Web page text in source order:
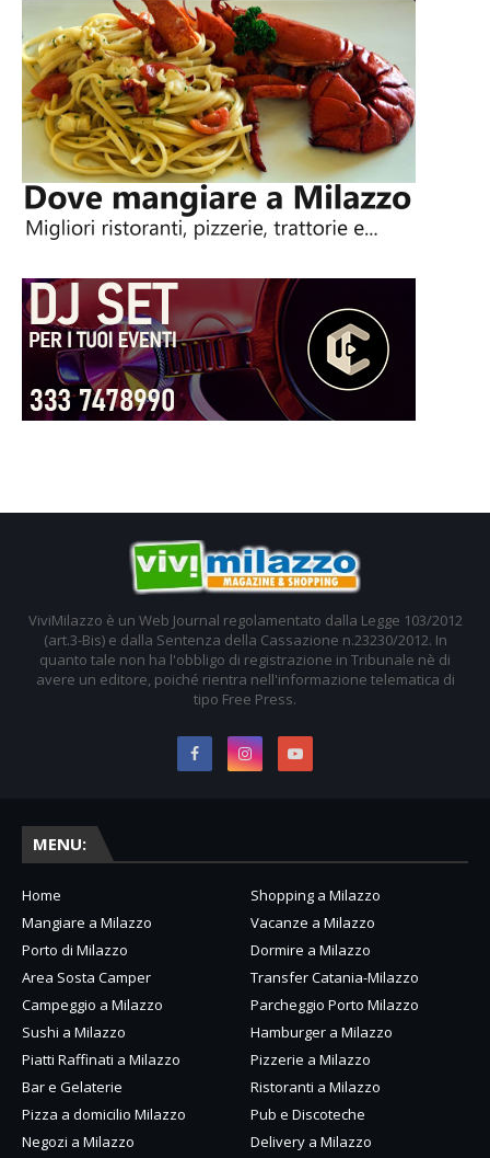
ViviMilazzo è un Web Journal regolamentato dalla Legge 103/2012
(art.3-Bis) e dalla Sentenza della Cassazione n.23230/2012. In
quanto tale non ha l'obbligo di registrazione in Tribunale nè di
avere un editore, poiché rientra nell'informazione telematica di
tipo Free Press.
MENU:
Home
Shopping a Milazzo
Mangiare a Milazzo
Vacanze a Milazzo
Porto di Milazzo
Dormire a Milazzo
Area Sosta Camper
Transfer Catania-Milazzo
Campeggio a Milazzo
Parcheggio Porto Milazzo
Sushi a Milazzo
Hamburger a Milazzo
Piatti Raffinati a Milazzo
Pizzerie a Milazzo
Bar e Gelaterie
Ristoranti a Milazzo
Pizza a domicilio Milazzo
Pub e Discoteche
Negozi a Milazzo
Delivery a Milazzo